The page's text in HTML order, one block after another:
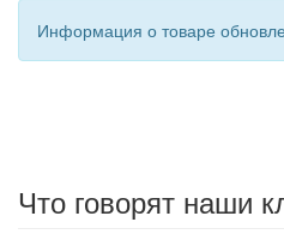
Информация о товаре
Что говорят наши